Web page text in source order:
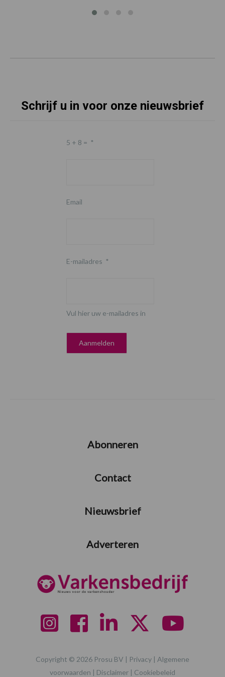
Schrijf u in voor onze nieuwsbrief
5 + 8 = *
Email
E-mailadres *
Vul hier uw e-mailadres in
Abonneren
Contact
Nieuwsbrief
Adverteren
Copyright © 2026 Prosu BV | Privacy | Algemene
voorwaarden | Disclaimer | Cookiebeleid